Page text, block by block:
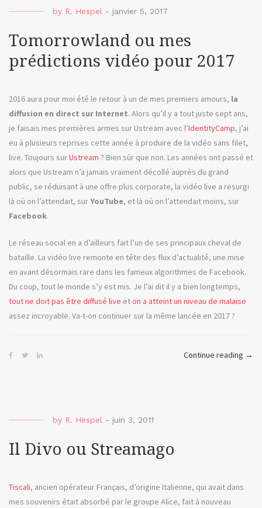
by R. Hespel - janvier 5, 2017
Tomorrowland ou mes
prédictions vidéo pour 2017
2016 aura pour moi été le retour à un de mes premiers amours, la
diffusion en direct sur Internet. Alors qu’il y a tout juste sept ans,
je faisais mes premières armes sur Ustream avec l’IdentityCamp, j’ai
eu à plusieurs reprises cette année à produire de la vidéo sans filet,
live. Toujours surUstream ? Bien sûr que non. Les années ont passé et
alors que Ustream n’a jamais vraiment décollé auprès du grand
public, se réduisant à une offre plus corporate, la vidéo live a resurgi
là où on l’attendait, surYouTube, et là où on l’attendait moins, sur
Facebook.
Le réseau social en a d’ailleurs fait l’un de ses principaux cheval de
bataille. La vidéo live remonte en tête des flux d’actualité, une mise
en avant désormais rare dans les fameux algorithmes de Facebook.
Du coup, tout le monde s’y est mis. Je l’ai dit il y a bien longtemps,
tout ne doit pas être diffusé live eton a atteint un niveau de malaise
assez incroyable. Va-t-on continuer sur la même lancée en 2017 ?
Continue reading «
→
by R. Hespel - juin 3, 2011
Il Divo ou Streamago
Tiscali, ancien opérateur Français, d’origine Italienne, qui avait dans
mes souvenirs était absorbé par le groupe Alice, fait à nouveau